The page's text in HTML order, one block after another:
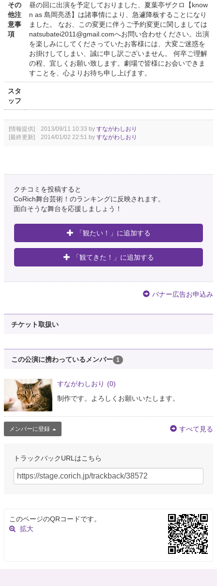
その
他注
意事
項
昼の回に出演を予定しておりました、夏葉亭ザクロ【know
n as 島岡亮丞】は諸事情により、急遽降板することになり
ました。 なお、この変更に伴うご予約変更に関しましては
natsubatei2011@gmail.comへお問い合わせください。出演
を楽しみにしてくださっていたお客様には、大変ご迷惑を
お掛けしてしまい、誠に申し訳ございません。 何卒ご理解
の程、宜しくお願い致します。劇場で皆様にお会いできま
すことを、心よりお待ち申し上げます。
スタ
ッフ
[情報提供] 2013/09/11 10:33 by すながわしおり
[最終更新] 2014/01/02 22:51 by すながわしおり
クチコミを投稿すると
CoRich舞台芸術！のランキングに反映されます。
面白そうな舞台を応援しましょう！
「観たい！」に追加する
「観てきた！」に追加する
バナー広告お申込み
チケット取扱い
この公演に携わっているメンバー 1
すながわしおり (0)
制作です。よろしくお願いいたします。
メンバーに登録 すべて見る
トラックバックURLはこちら
このページのQRコードです。
拡大